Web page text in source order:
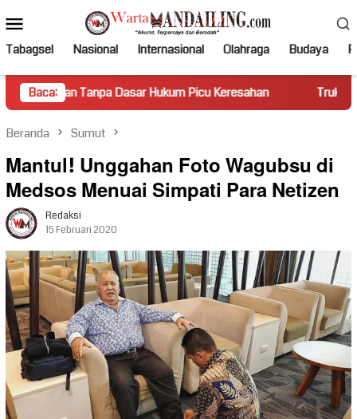
ke
kontenMobile
Tabagsel Nasional Internasional Olahraga Budaya
Baca:
Dasar Hukum Picu Keresahan Truk Miring Hambat Arus
Beranda Sumut
Mantul! Unggahan Foto Wagubsu di
Medsos Menuai Simpati Para Netizen
Redaksi
15 Februari 2020